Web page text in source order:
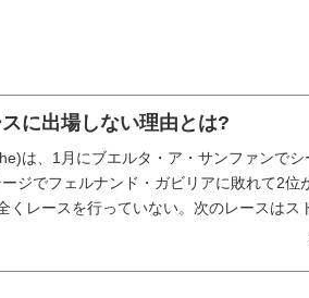
に出場しない理由とは?
は、1月にブエルタ・ア・サンファンでシ
ジでフェルナンド・ガビリアに敗れて2位
くレースを行っていない。次のレースはス